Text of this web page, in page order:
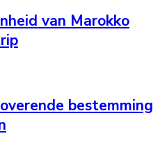
van Marokko
bestemming